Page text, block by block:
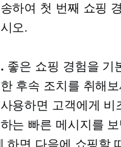
하여 첫 번째 쇼핑
오.
좋은 쇼핑 경험을 기
후속 조치를 취해
용하면 고객에게 비
는 빠른 메시지를 보
하면 다음에 쇼핑할